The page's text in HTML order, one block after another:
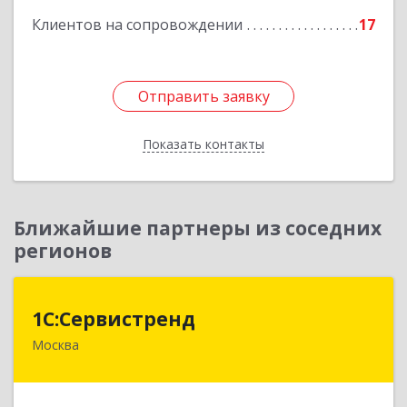
Клиентов на сопровождении 17
Отправить заявку
Показать контакты
Подробнее
Отправить заявку
Назад
Ближайшие партнеры из соседних
регионов
1С:Сервистренд
Москва
107023, Москва г, Семёновский пер, дом № 15,